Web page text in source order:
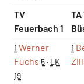
TV
Feuerbach 1
TA
1 Werner
Fuchs 5· LK
19
1